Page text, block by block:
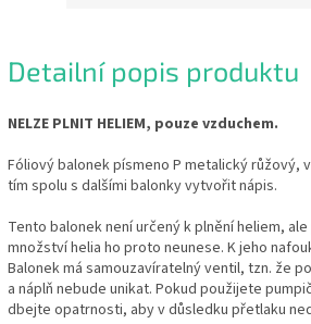
Detailní popis produktu
NELZE PLNIT HELIEM, pouze vzduchem.
Fóliový balonek písmeno P metalický růžový,
tím spolu s dalšími balonky vytvořit nápis.
Tento balonek není určený k plnění heliem,
množství helia ho proto neunese. K jeho
Balonek má samouzavíratelný ventil, tzn. že
a náplň nebude unikat. Pokud použijete
dbejte opatrnosti, aby v důsledku přetlaku